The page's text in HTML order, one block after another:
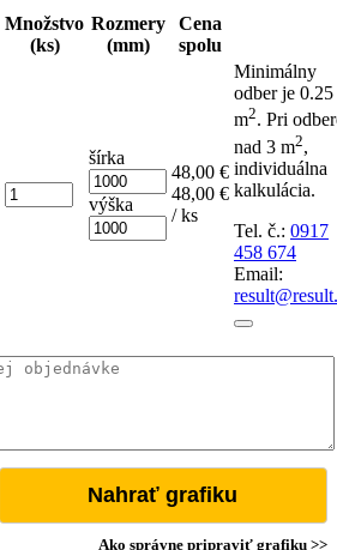
Množstvo
(ks)
Rozmery
(mm)
Cena
spolu
Počet
šírka
výška
48,00 €
48,00 €
/ ks
Minimálny
odber je 0.25
m2. Pri
nad 3 m2,
individuálna
kalkulácia.
Tel. č.: 0917
458 674
Email:
Nahrať grafiku
Ako správne pripraviť grafiku >>